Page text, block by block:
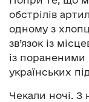
обстрілів
одному з
зв’язок із
із
українських
Чекали ночі. З